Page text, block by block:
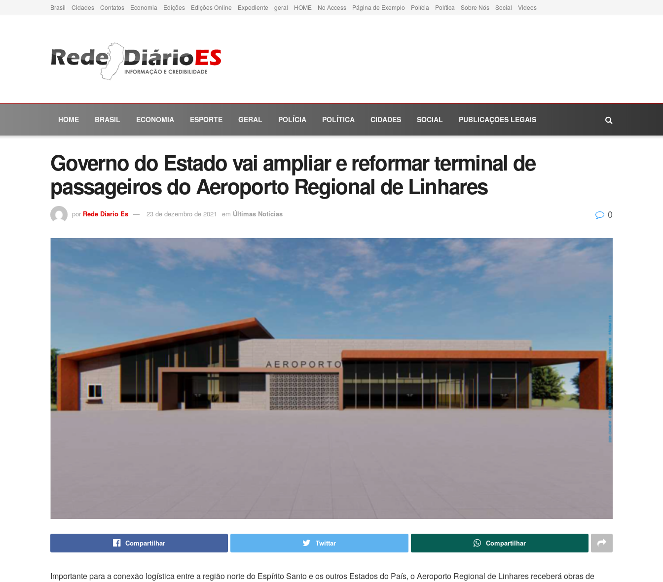
Brasil Cidades Contatos Economia Edições Edições Online Expediente geral HOME No Access Página de Exemplo Polícia Política Sobre Nós Social Videos
HOME BRASIL ECONOMIA ESPORTE GERAL POLÍCIA POLÍTICA CIDADES SOCIAL PUBLICAÇÕES LEGAIS
Governo do Estado vai ampliar e reformar terminal de
passageiros do Aeroporto Regional de Linhares
por Rede Diario Es 23 de dezembro de 2021 em Últimas Notícias 0
Compartilhar Twittar Compartilhar
Importante para a conexão logística entre a região norte do Espírito Santo e os outros Estados do País, o Aeroporto Regional de Linhares receberá obras de